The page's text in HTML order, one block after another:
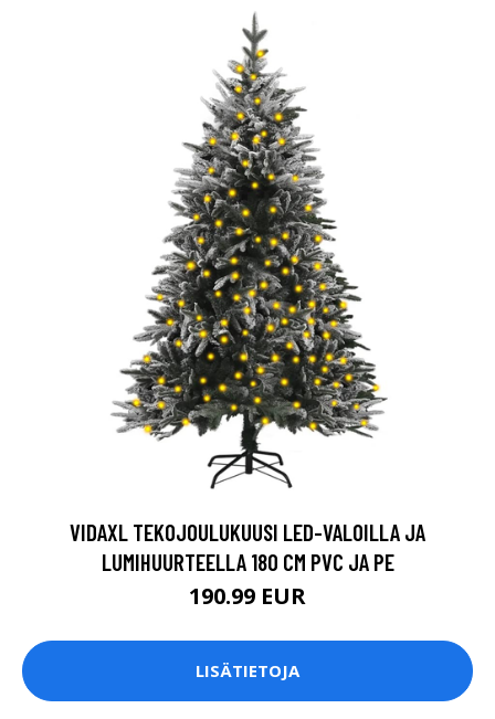
VIDAXL TEKOJOULUKUUSI LED-VALOILLA JA
LUMIHUURTEELLA 180 CM PVC JA PE
190.99 EUR
LISÄTIETOJA